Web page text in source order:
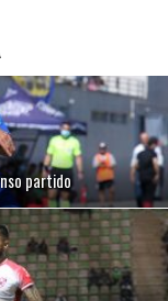
partido